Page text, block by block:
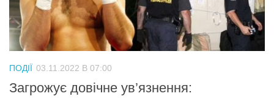
ПОДІЇ 03.11.2022 В 07:00
Загрожує довічне ув’язнення: